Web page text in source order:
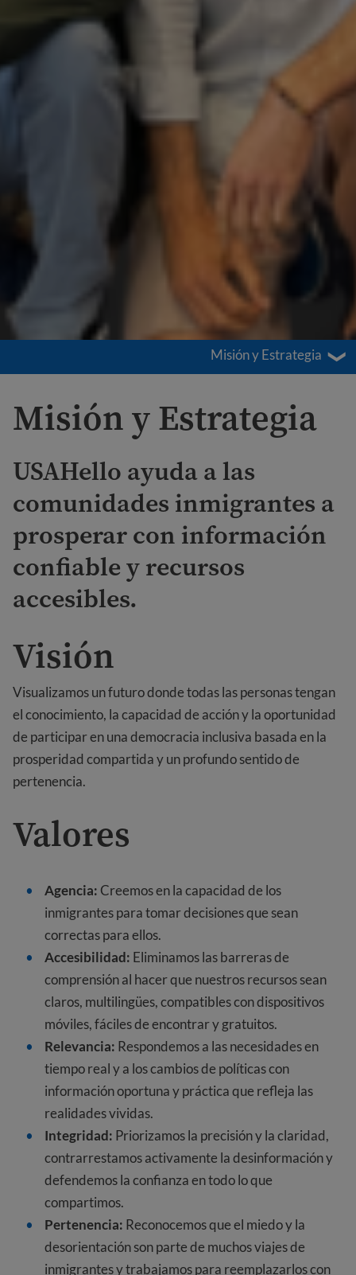
Misión y Estrategia
Misión y Estrategia
USAHello ayuda a las
comunidades inmigrantes a
prosperar con información
confiable y recursos
accesibles.
Visión
Visualizamos un futuro donde todas las personas tengan
el conocimiento, la capacidad de acción y la oportunidad
de participar en una democracia inclusiva basada en la
prosperidad compartida y un profundo sentido de
pertenencia.
Valores
Agencia: Creemos en la capacidad de los
inmigrantes para tomar decisiones que sean
correctas para ellos.
Accesibilidad: Eliminamos las barreras de
comprensión al hacer que nuestros recursos sean
claros, multilingües, compatibles con dispositivos
móviles, fáciles de encontrar y gratuitos.
Relevancia: Respondemos a las necesidades en
tiempo real y a los cambios de políticas con
información oportuna y práctica que refleja las
realidades vividas.
Integridad: Priorizamos la precisión y la claridad,
contrarrestamos activamente la desinformación y
defendemos la confianza en todo lo que
compartimos.
Pertenencia: Reconocemos que el miedo y la
desorientación son parte de muchos viajes de
inmigrantes y trabajamos para reemplazarlos con